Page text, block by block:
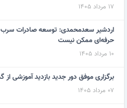
۱۷ مرداد ۱۴۰۵
اردشیر سعدمحمدی: توسعه صادرات سرب
حرفه‌ای ممکن نیست
۱۰ مرداد ۱۴۰۵
برگزاری موفق دور جدید بازدید آموزشی
۰۷ مرداد ۱۴۰۵